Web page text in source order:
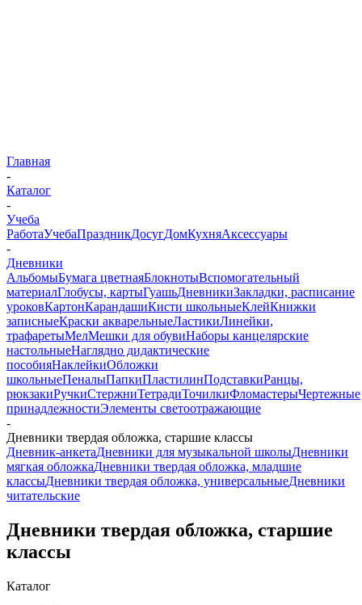
Главная
-
Каталог
-
Учеба
РаботаУчебаПраздникДосугДомКухняАксессуары
-
Дневники
АльбомыБумага цветнаяБлокнотыВспомогательный
материалГлобусы, картыГуашьДневникиЗакладки, расписание
уроковКартонКарандашиКисти школьныеКлейКнижки
записныеКраски акварельныеЛастикиЛинейки,
трафаретыМелМешки для обувиНаборы канцелярские
настольныеНаглядно дидактические
пособияНаклейкиОбложки
школьныеПеналыПапкиПластилинПодставкиРанцы,
рюкзакиРучкиСтержниТетрадиТочилкиФломастерыЧертежные
принадлежностиЭлементы светоотражающие
-
Дневники твердая обложка, старшие классы
Дневник-анкетаДневники для музыкальной школыДневники
мягкая обложкаДневники твердая обложка, младшие
классыДневники твердая обложка, универсальныеДневники
читательские
Дневники твердая обложка, старшие
классы
Каталог